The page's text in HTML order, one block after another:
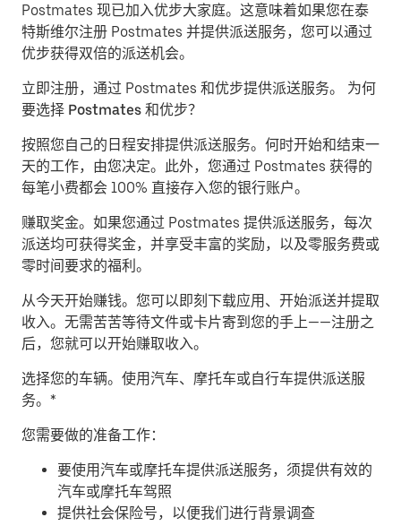
Postmates 现已加入优步大家庭。这意味着如果您在泰
特斯维尔注册 Postmates 并提供派送服务，您可以通过
优步获得双倍的派送机会。
立即注册，通过 Postmates 和优步提供派送服务。 为何
要选择 Postmates 和优步？
按照您自己的日程安排提供派送服务。 何时开始和结束一
天的工作，由您决定。此外，您通过 Postmates 获得的
每笔小费都会 100% 直接存入您的银行账户。
赚取奖金。 如果您通过 Postmates 提供派送服务，每次
派送均可获得奖金，并享受丰富的奖励，以及零服务费或
零时间要求的福利。
从今天开始赚钱。 您可以即刻下载应用、开始派送并提取
收入。无需苦苦等待文件或卡片寄到您的手上——注册之
后，您就可以开始赚取收入。
​选择您的车辆。使用汽车、摩托车或自行车提供派送服
务。*
您需要做的准备工作：
要使用汽车或摩托车提供派送服务，须提供有效的
汽车或摩托车驾照
提供社会保险号，以便我们进行背景调查